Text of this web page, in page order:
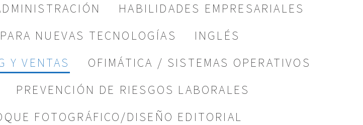
HABILIDADES EMPRESARIALES
NUEVAS TECNOLOGÍAS
INGLÉS
Y VENTAS
OFIMÁTICA / SISTEMAS OPERATIVOS
PREVENCIÓN DE RIESGOS LABORALES
FOTOGRÁFICO/DISEÑO EDITORIAL